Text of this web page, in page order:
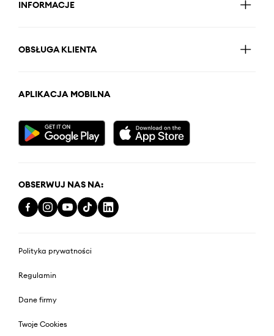
INFORMACJE
OBSŁUGA KLIENTA
APLIKACJA MOBILNA
OBSERWUJ NAS NA:
Polityka prywatności
Regulamin
Dane firmy
Twoje Cookies